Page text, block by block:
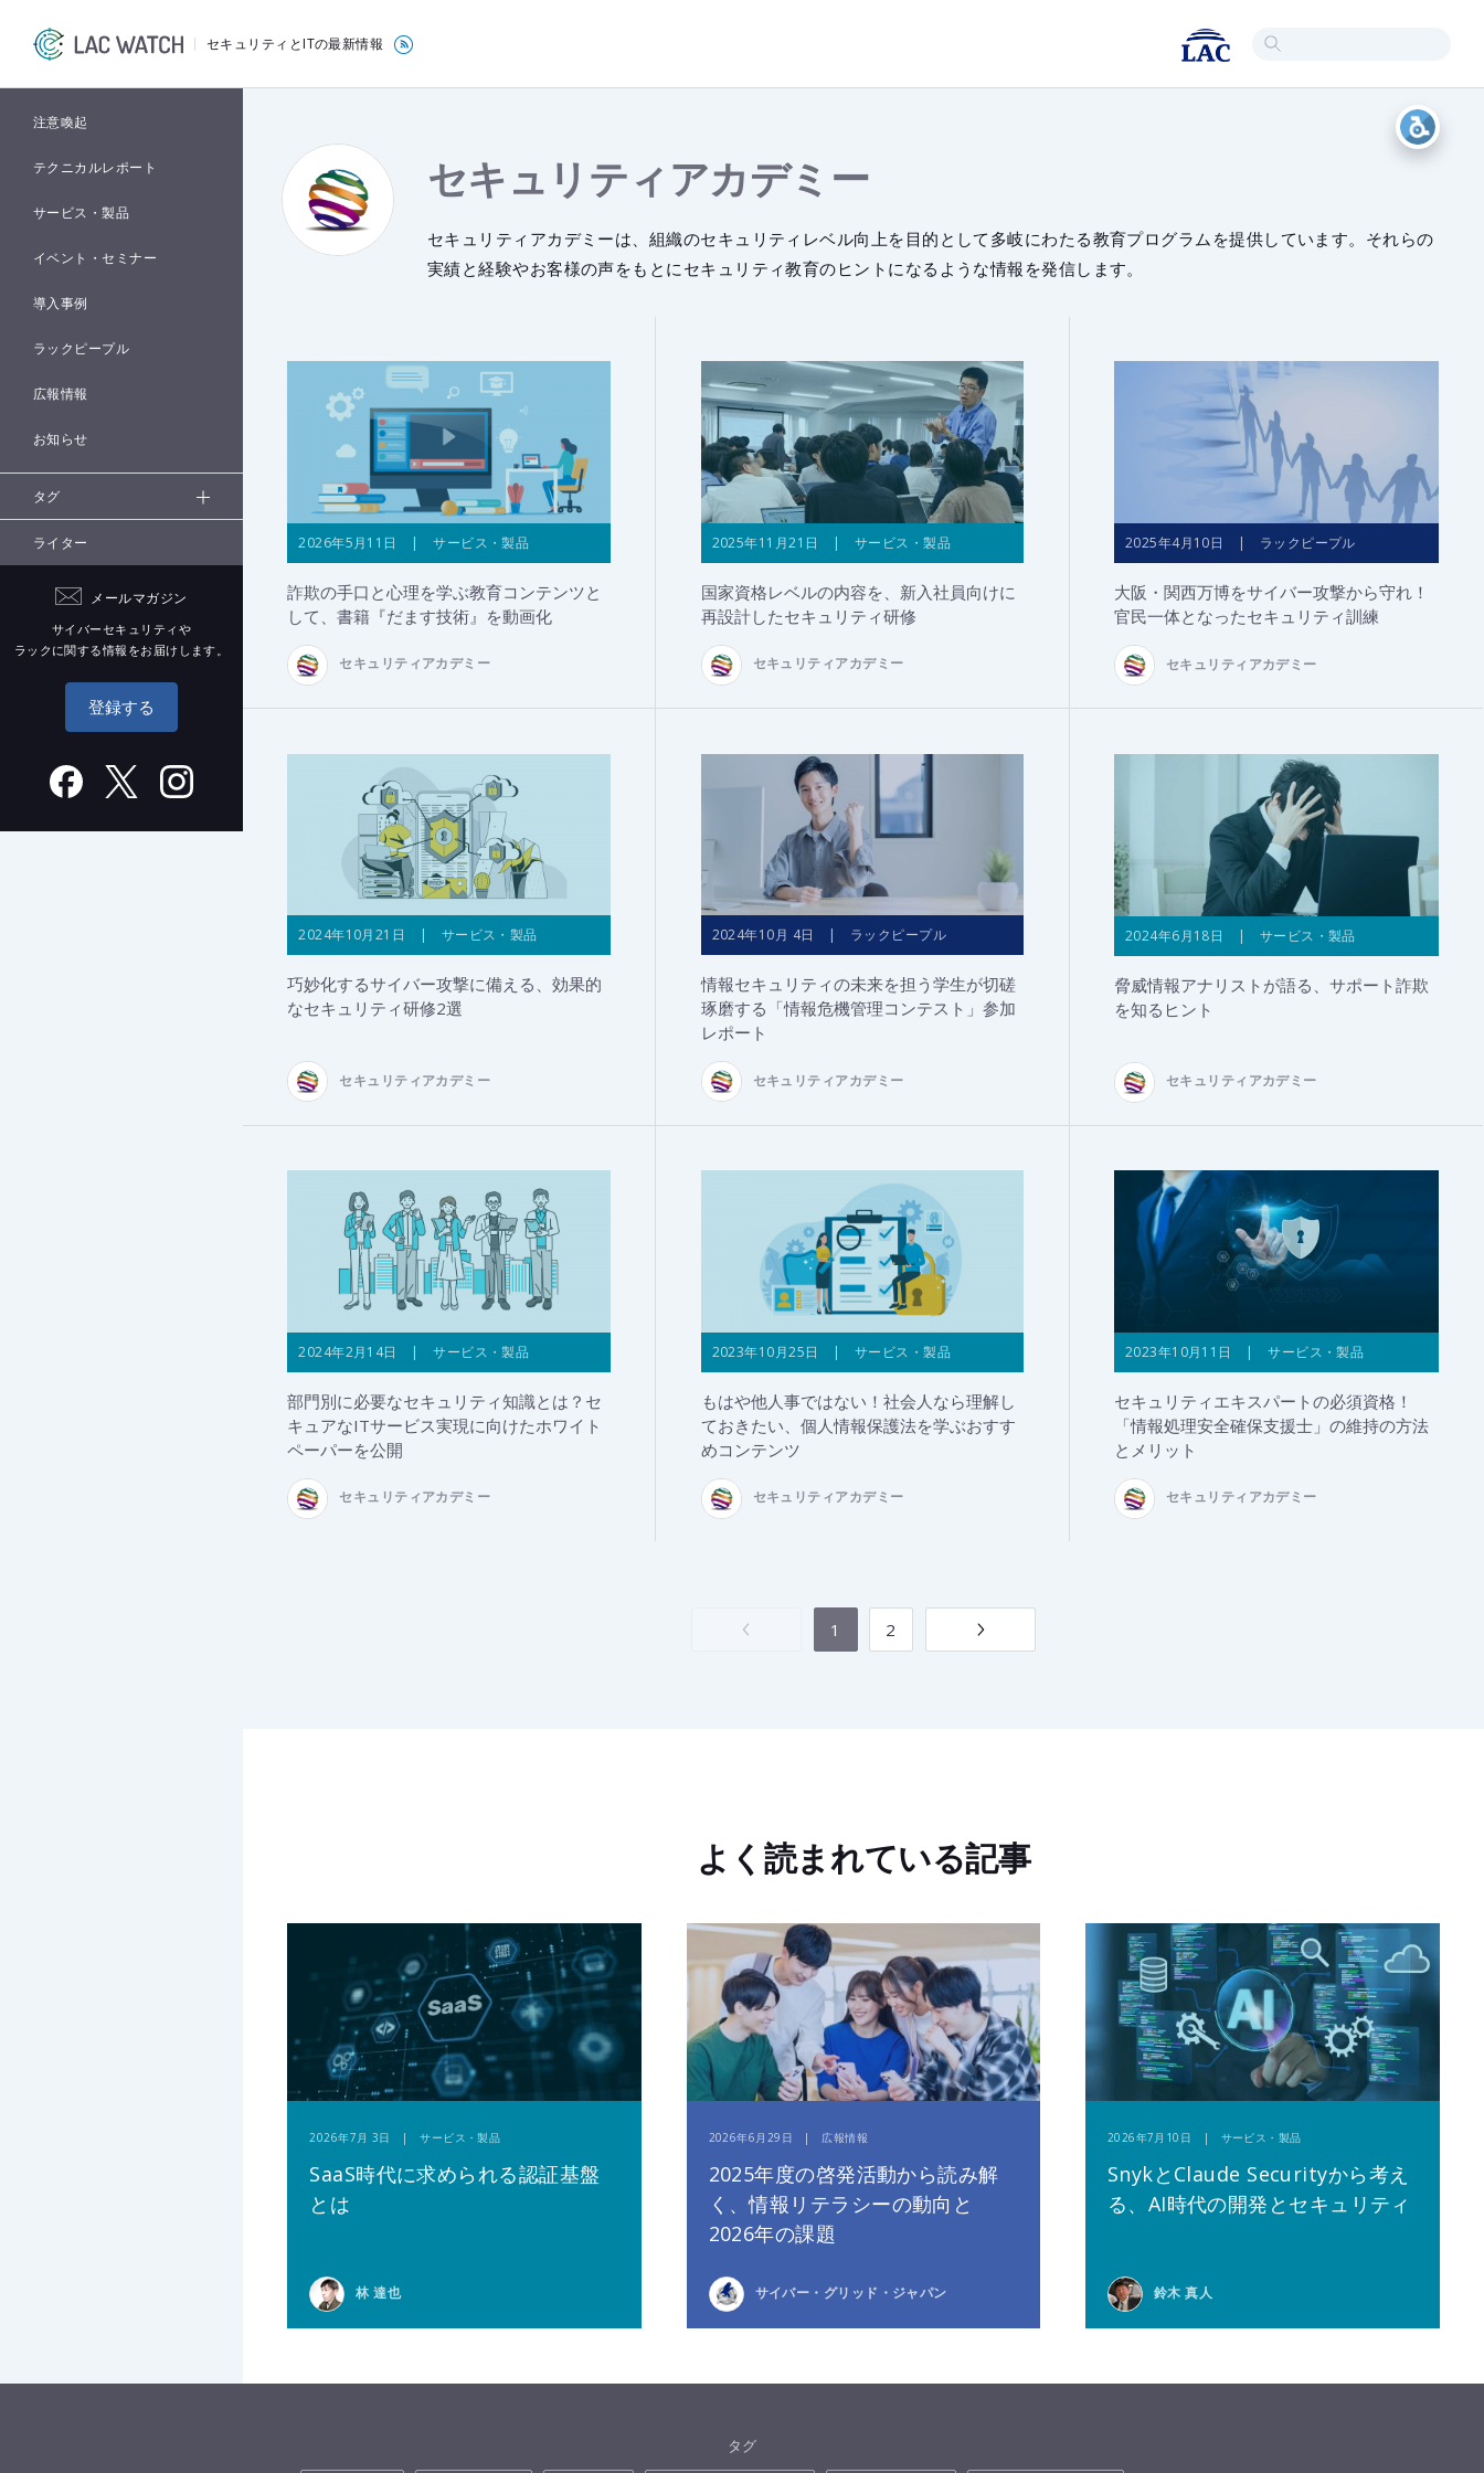
セキュリティとITの最新情報
注意喚起
テクニカルレポート
サービス・製品
イベント・セミナー
導入事例
ラックピープル
広報情報
お知らせ
タグ
ライター
メールマガジン
サイバーセキュリティや
ラックに関する情報をお届けします。
登録する
セキュリティアカデミー
セキュリティアカデミーは、組織のセキュリティレベル向上を目的として多岐にわたる教育プログラムを提供しています。それらの
実績と経験やお客様の声をもとにセキュリティ教育のヒントになるような情報を発信します。
2026年5月11日 | サービス・製品
詐欺の手口と心理を学ぶ教育コンテンツと
して、書籍『だます技術』を動画化
セキュリティアカデミー
2025年11月21日 | サービス・製品
国家資格レベルの内容を、新入社員向けに
再設計したセキュリティ研修
セキュリティアカデミー
2025年4月10日 | ラックピープル
大阪・関西万博をサイバー攻撃から守れ！
官民一体となったセキュリティ訓練
セキュリティアカデミー
2024年10月21日 | サービス・製品
巧妙化するサイバー攻撃に備える、効果的
なセキュリティ研修2選
セキュリティアカデミー
2024年10月 4日 | ラックピープル
情報セキュリティの未来を担う学生が切磋
琢磨する「情報危機管理コンテスト」参加
レポート
セキュリティアカデミー
2024年6月18日 | サービス・製品
脅威情報アナリストが語る、サポート詐欺
を知るヒント
セキュリティアカデミー
2024年2月14日 | サービス・製品
部門別に必要なセキュリティ知識とは？セ
キュアなITサービス実現に向けたホワイト
ペーパーを公開
セキュリティアカデミー
2023年10月25日 | サービス・製品
もはや他人事ではない！社会人なら理解し
ておきたい、個人情報保護法を学ぶおすす
めコンテンツ
セキュリティアカデミー
2023年10月11日 | サービス・製品
セキュリティエキスパートの必須資格！
「情報処理安全確保支援士」の維持の方法
とメリット
セキュリティアカデミー
1 2
よく読まれている記事
2026年7月 3日 | サービス・製品
SaaS時代に求められる認証基盤
とは
林 達也
2026年6月29日 | 広報情報
2025年度の啓発活動から読み解
く、情報リテラシーの動向と
2026年の課題
サイバー・グリッド・ジャパン
2026年7月10日 | サービス・製品
SnykとClaude Securityから考え
る、AI時代の開発とセキュリティ
鈴木 真人
タグ